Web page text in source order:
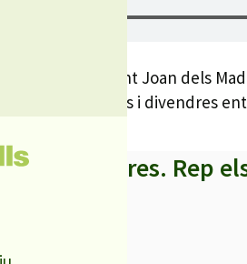
revetlla de Sant Joan dels
Lluís els dimarts i divendres
et perdis res. Rep